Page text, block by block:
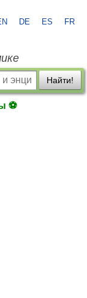
DE ES FR
Найти!
⚽